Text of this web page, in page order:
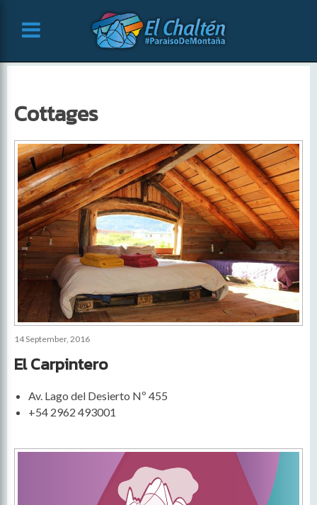
Cottages
14 September, 2016
El Carpintero
Av. Lago del Desierto Nº 455
+54 2962 493001